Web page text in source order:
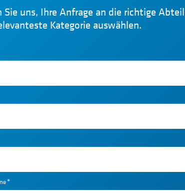
uns, Ihre Anfrage an die richtige
Kategorie auswählen.
*